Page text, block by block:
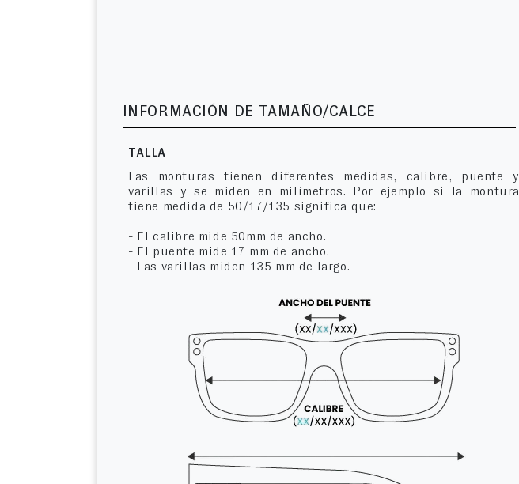
INFORMACIÓN DE TAMAÑO/CALCE
TALLA
Las monturas tienen diferentes medidas, calibre, puente y
varillas y se miden en milímetros. Por ejemplo si la montura
tiene medida de 50/17/135 significa que:
- El calibre mide 50mm de ancho.
- El puente mide 17 mm de ancho.
- Las varillas miden 135 mm de largo.